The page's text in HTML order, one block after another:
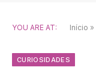
YOU ARE AT: Início »
CURIOSIDADES